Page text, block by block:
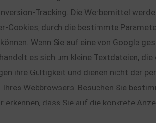
Tracking. Die Werbemittel
Cookies, durch die bestimmte
Wenn Sie auf eine von Google
es sich um kleine Textdateien,
ihre Gültigkeit und dienen nicht der
Webbrowsers. Besuchen Sie
erkennen, dass Sie auf die konkrete